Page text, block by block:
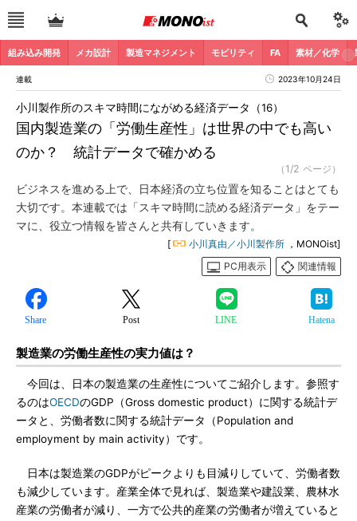
組み込み開発 メカ設計 製造マネジメント モビリティ FA 素材／化学
連載 2023年10月24日
国内製造業の「労働生産性」は世界の中でも高い
のか？ 統計データで確かめる
小川製作所のスキマ時間にながめる経済データ（16）
（1/2 ページ）
ビジネスを進める上で、日本経済の立ち位置を知ることはとても
大切です。本連載では「スキマ時間に読める経済データ」をテー
マに、役立つ情報を皆さんと共有していきます。
[ 小川真由／小川製作所 ，MONOist]
PC用表示
関連情報
Share Post LINE Hatena
製造業の労働生産性の実力値は？
今回は、日本の製造業の生産性についてご紹介します。参照す
るのはOECDのGDP（Gross domestic product）に関する統計デ
ータと、労働者数に関する統計データ（Population and
employment by main activity）です。
日本は製造業のGDPがピークよりも目減りしていて、労働者数
も減少しています。産業全体で見れば、製造業や建設業、農林水
産業の労働者が減り、一方で公共的産業の労働者が増えていると